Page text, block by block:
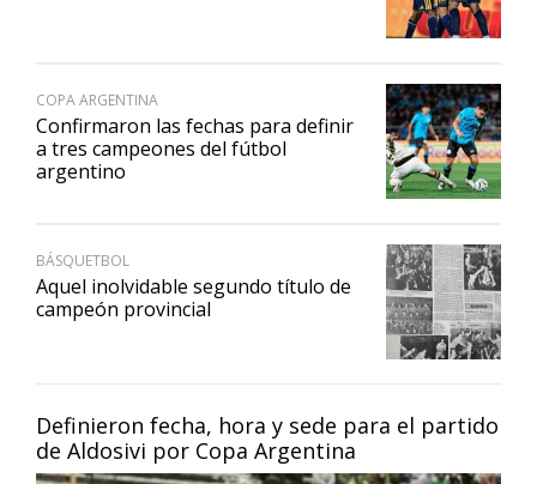
Definieron fecha, hora y sede para el partido
de Aldosivi por Copa Argentina
COPA ARGENTINA
Confirmaron las fechas para definir
a tres campeones del fútbol
argentino
BÁSQUETBOL
Aquel inolvidable segundo título de
campeón provincial